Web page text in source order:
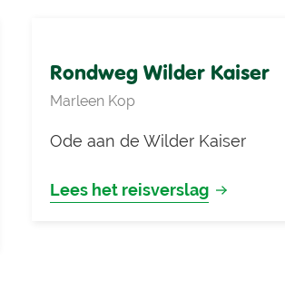
Rondweg Wilder Kaiser
Marleen Kop
Ode aan de Wilder Kaiser
Lees het reisverslag